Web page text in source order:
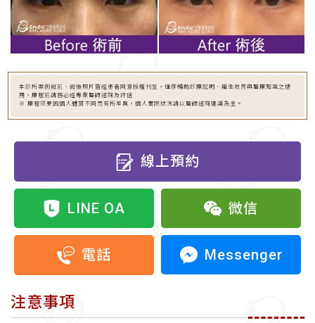
本診所案例術前、術後照片皆經患者同意授權刊登，僅作輔助診療說明、衛生教育與醫療知識之使
用，療程前請務必經專業醫師諮詢及評估
※ 療程效果因個人體質不同而有所差異，個人實際狀況請以醫師諮詢建議為主。
線上預約
LINE OA 微信
電話 Messenger
注意事項